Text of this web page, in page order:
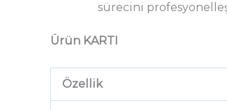
sürecini
Ürün KARTI
Özellik